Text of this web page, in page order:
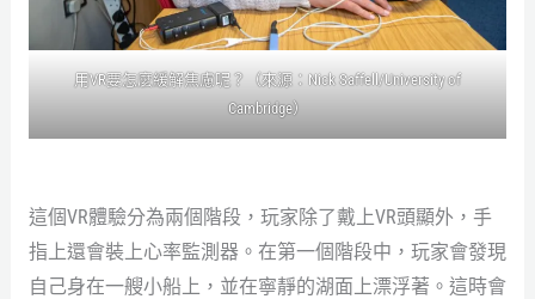
用VR要怎麼緩解焦慮呢？（來源：Nick Saffell/University of
Cambridge）
這個VR體驗分為兩個階段，玩家除了戴上VR頭顯外，手
指上還會裝上心率監測器。在第一個階段中，玩家會發現
自己身在一艘小船上，並在寧靜的湖面上漂浮著。這時會